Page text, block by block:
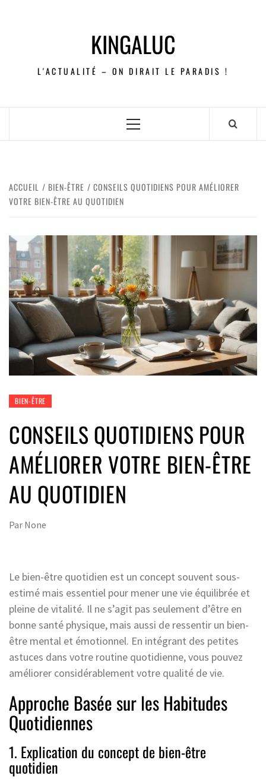
KINGALUC
L'ACTUALITÉ – ON DIRAIT LE PARADIS !
ACCUEIL BIEN-ÊTRE
CONSEILS QUOTIDIENS POUR AMÉLIORER
VOTRE BIEN-ÊTRE AU QUOTIDIEN
BIEN-ÊTRE
CONSEILS QUOTIDIENS POUR
AMÉLIORER VOTRE BIEN-ÊTRE
AU QUOTIDIEN
Par None
Le bien-être quotidien est un concept souvent sous-
estimé mais essentiel pour mener une vie équilibrée et
pleine de vitalité. Il ne s’agit pas seulement d’être en
bonne santé physique, mais aussi de ressentir un bien-
être mental et émotionnel. En intégrant des petites
astuces dans votre routine quotidienne, vous pouvez
améliorer considérablement votre qualité de vie.
Approche Basée sur les Habitudes
Quotidiennes
1. Explication du concept de bien-être
quotidien